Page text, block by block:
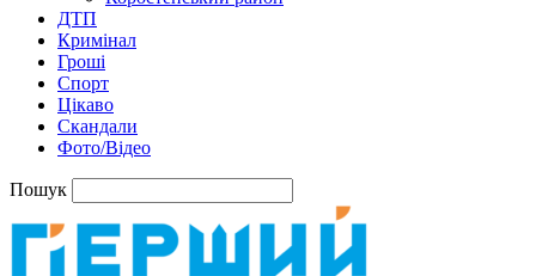
ДТП
Кримінал
Гроші
Спорт
Цікаво
Скандали
Фото/Відео
Пошук